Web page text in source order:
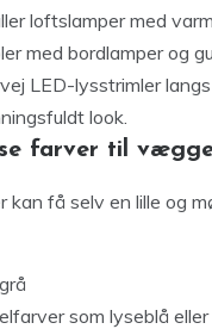
loftslamper med
med bordlamper og
LED-lysstrimler
look.
farver til
kan få selv en lille og
som lyseblå